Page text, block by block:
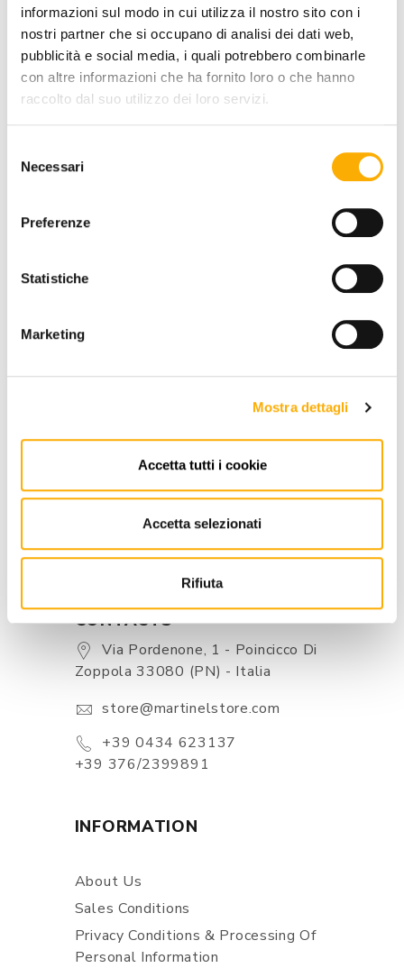
informazioni sul modo in cui utilizza il nostro sito con i
nostri partner che si occupano di analisi dei dati web,
pubblicità e social media, i quali potrebbero combinarle
con altre informazioni che ha fornito loro o che hanno
raccolto dal suo utilizzo dei loro servizi.
delNecessari
Preferenze
Statistiche
Marketing
Mostra dettagli
Accetta tutti i cookie
Accetta selezionati
Rifiuta
TOP FINISH:
BEST PRICE GUARANTEED
CONTACTS
Via Pordenone, 1 - Poincicco Di
Zoppola 33080 (PN) - Italia
store@martinelstore.com
+39 0434 623137
+39 376/2399891
INFORMATION
About Us
Sales Conditions
Privacy Conditions & Processing Of
Personal Information